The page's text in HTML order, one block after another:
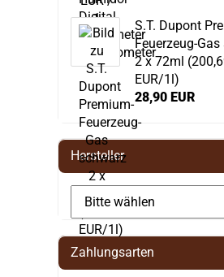
S.T. Dupont
Feuerzeug-
2 x 72ml
EUR/1l)
28,90 EUR
Hersteller
Zahlungsarten